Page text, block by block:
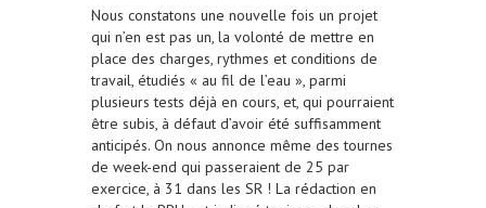
Nous constatons une nouvelle fois un projet
qui n’en est pas un, la volonté de mettre en
place des charges, rythmes et conditions de
travail, étudiés « au fil de l’eau », parmi
plusieurs tests déjà en cours, et, qui pourraient
être subis, à défaut d’avoir été suffisamment
anticipés. On nous annonce même des tournes
de week-end qui passeraient de 25 par
exercice, à 31 dans les SR ! La rédaction en